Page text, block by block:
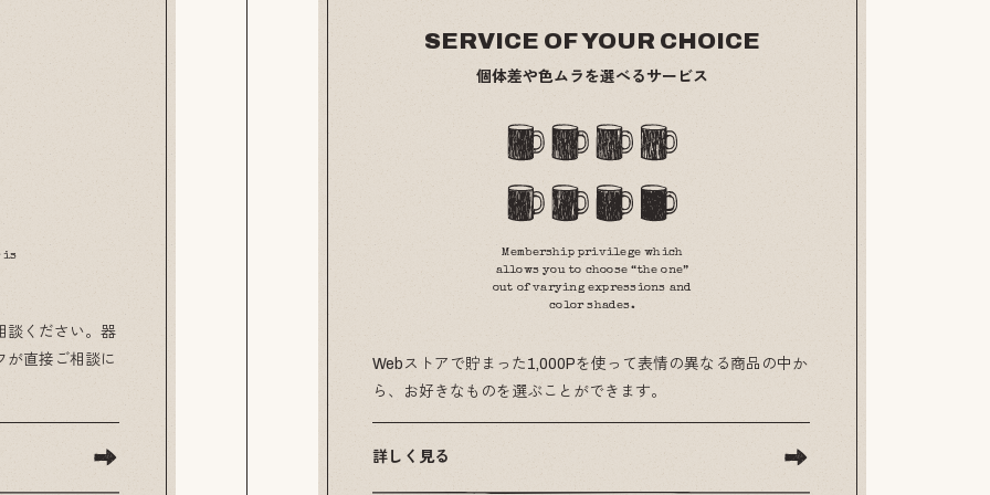
is
談ください。器
が直接ご相談に
SERVICE OF YOUR CHOICE
個体差や色ムラを選べるサービス
Membership privilege which
allows you to choose “the one”
out of varying expressions and
color shades.
Webストアで貯まった1,000Pを使って表情の異なる商品の中か
ら、お好きなものを選ぶことができます。
詳しく見る